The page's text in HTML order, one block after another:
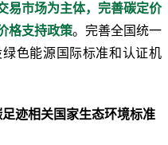
易市场为主体，完善碳定价
格支持政策。完善全国统一
色能源国际标准和认证机
迹相关国家生态环境标准